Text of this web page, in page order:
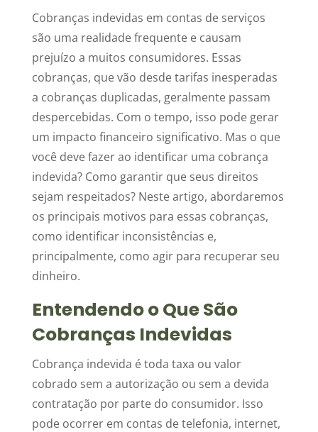
Cobranças indevidas em contas de serviços
são uma realidade frequente e causam
prejuízo a muitos consumidores. Essas
cobranças, que vão desde tarifas inesperadas
a cobranças duplicadas, geralmente passam
despercebidas. Com o tempo, isso pode gerar
um impacto financeiro significativo. Mas o que
você deve fazer ao identificar uma cobrança
indevida? Como garantir que seus direitos
sejam respeitados? Neste artigo, abordaremos
os principais motivos para essas cobranças,
como identificar inconsistências e,
principalmente, como agir para recuperar seu
dinheiro.
Entendendo o Que São
Cobranças Indevidas
Cobrança indevida é toda taxa ou valor
cobrado sem a autorização ou sem a devida
contratação por parte do consumidor. Isso
pode ocorrer em contas de telefonia, internet,